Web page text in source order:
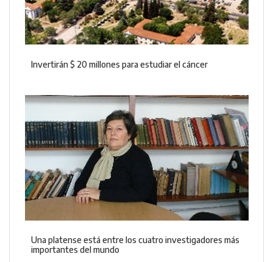
Invertirán $ 20 millones para estudiar el cáncer
Una platense está entre los cuatro investigadores más
importantes del mundo